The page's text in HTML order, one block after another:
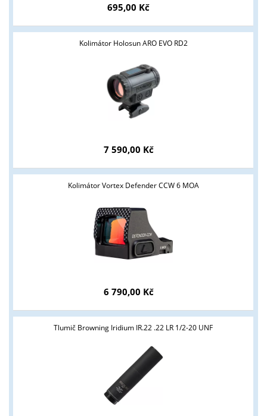
695,00 Kč
Kolimátor Holosun ARO EVO RD2
7 590,00 Kč
Kolimátor Vortex Defender CCW 6 MOA
6 790,00 Kč
Tlumič Browning Iridium IR.22 .22 LR 1/2-20 UNF